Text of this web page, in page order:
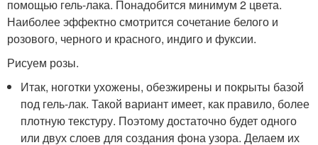
помощью гель-лака. Понадобится минимум 2 цвета.
Наиболее эффектно смотрится сочетание белого и
розового, черного и красного, индиго и фуксии.
Рисуем розы.
Итак, ноготки ухожены, обезжирены и покрыты базой
под гель-лак. Такой вариант имеет, как правило, более
плотную текстуру. Поэтому достаточно будет одного
или двух слоев для создания фона узора. Делаем их